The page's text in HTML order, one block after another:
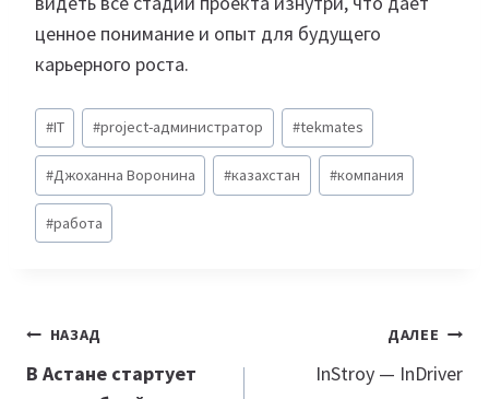
ценное понимание и опыт для будущего
карьерного роста.
Метки
записи:
#IT #project-администратор #tekmates
#Джоханна Воронина #казахстан #компания
#работа
Навигация
по
НАЗАД
В Астане стартует
ДАЛЕЕ
InStroy — InDriver